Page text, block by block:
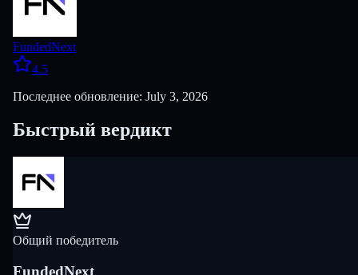
FundedNext
4.5
Последнее обновление: July 3, 2026
Быстрый вердикт
Общий победитель
FundedNext